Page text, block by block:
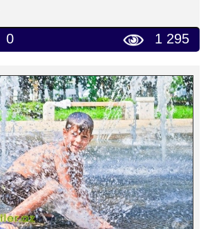
0 1 295